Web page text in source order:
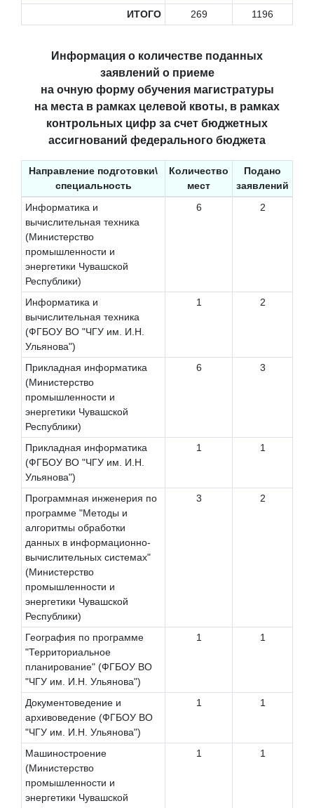
ИТОГО 269 1196
Информация о количестве поданных
заявлений о приеме
на очную форму обучения магистратуры
на места в рамках целевой квоты, в рамках
контрольных цифр за счет бюджетных
ассигнований федерального бюджета
Направление подготовки\
специальность
Количество
мест
Подано
заявлений
Информатика и
вычислительная техника
(Министерство
промышленности и
энергетики Чувашской
Республики)
6 2
Информатика и
вычислительная техника
(ФГБОУ ВО "ЧГУ им. И.Н.
Ульянова")
1 2
Прикладная информатика
(Министерство
промышленности и
энергетики Чувашской
Республики)
6 3
Прикладная информатика
(ФГБОУ ВО "ЧГУ им. И.Н.
Ульянова")
1 1
Программная инженерия по
программе "Методы и
алгоритмы обработки
данных в информационно-
вычислительных системах"
(Министерство
промышленности и
энергетики Чувашской
Республики)
3 2
География по программе
"Территориальное
планирование" (ФГБОУ ВО
"ЧГУ им. И.Н. Ульянова")
1 1
Документоведение и
архивоведение (ФГБОУ ВО
"ЧГУ им. И.Н. Ульянова")
1 1
Машиностроение
(Министерство
промышленности и
энергетики Чувашской
1 1